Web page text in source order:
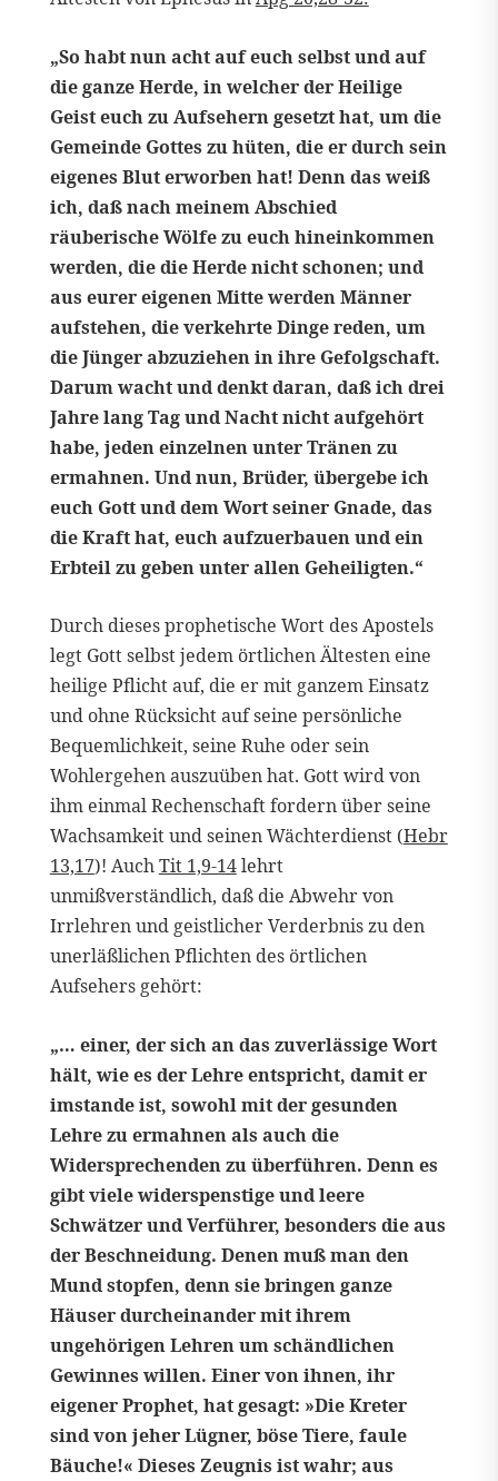
„So habt nun acht auf euch selbst und auf
die ganze Herde, in welcher der Heilige
Geist euch zu Aufsehern gesetzt hat, um die
Gemeinde Gottes zu hüten, die er durch sein
eigenes Blut erworben hat! Denn das weiß
ich, daß nach meinem Abschied
räuberische Wölfe zu euch hineinkommen
werden, die die Herde nicht schonen; und
aus eurer eigenen Mitte werden Männer
aufstehen, die verkehrte Dinge reden, um
die Jünger abzuziehen in ihre Gefolgschaft.
Darum wacht und denkt daran, daß ich drei
Jahre lang Tag und Nacht nicht aufgehört
habe, jeden einzelnen unter Tränen zu
ermahnen. Und nun, Brüder, übergebe ich
euch Gott und dem Wort seiner Gnade, das
die Kraft hat, euch aufzuerbauen und ein
Erbteil zu geben unter allen Geheiligten.“
Durch dieses prophetische Wort des Apostels
legt Gott selbst jedem örtlichen Ältesten eine
heilige Pflicht auf, die er mit ganzem Einsatz
und ohne Rücksicht auf seine persönliche
Bequemlichkeit, seine Ruhe oder sein
Wohlergehen auszuüben hat. Gott wird von
ihm einmal Rechenschaft fordern über seine
Wachsamkeit und seinen Wächterdienst (Hebr
13,17)! AuchTit 1,9-14lehrt
unmißverständlich, daß die Abwehr von
Irrlehren und geistlicher Verderbnis zu den
unerläßlichen Pflichten des örtlichen
Aufsehers gehört:
„… einer, der sich an das zuverlässige Wort
hält, wie es der Lehre entspricht, damit er
imstande ist, sowohl mit der gesunden
Lehre zu ermahnen als auch die
Widersprechenden zu überführen. Denn es
gibt viele widerspenstige und leere
Schwätzer und Verführer, besonders die aus
der Beschneidung. Denen muß man den
Mund stopfen, denn sie bringen ganze
Häuser durcheinander mit ihrem
ungehörigen Lehren um schändlichen
Gewinnes willen. Einer von ihnen, ihr
eigener Prophet, hat gesagt: »Die Kreter
sind von jeher Lügner, böse Tiere, faule
Bäuche!« Dieses Zeugnis ist wahr; aus